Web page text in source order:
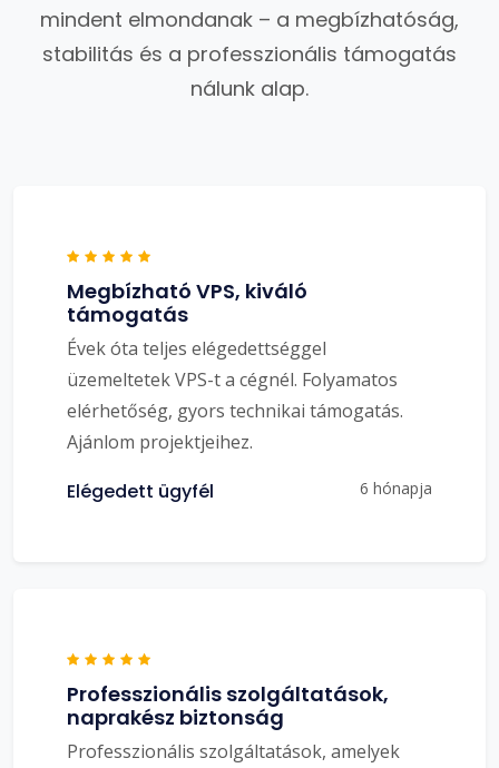
mindent elmondanak – a megbízhatóság,
stabilitás és a professzionális támogatás
nálunk alap.
Megbízható VPS, kiváló
támogatás
Évek óta teljes elégedettséggel
üzemeltetek VPS-t a cégnél. Folyamatos
elérhetőség, gyors technikai támogatás.
Ajánlom projektjeihez.
Elégedett ügyfél 6 hónapja
Professzionális szolgáltatások,
naprakész biztonság
Professzionális szolgáltatások, amelyek